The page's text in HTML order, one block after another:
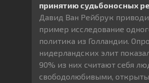
принятию судьбоносных
Давид Ван Рейбрук
пример исследование
политика из Голландии.
нидерландских элит
90% из них считают себя
свободолюбивыми,